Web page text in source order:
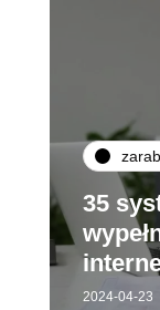
35
2024-04-23